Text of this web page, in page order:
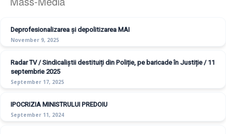
Deprofesionalizarea și depolitizarea MAI
November 9, 2025
Radar TV / Sindicaliștii destituiți din Poliție, pe baricade în Justiție / 11
septembrie 2025
September 17, 2025
IPOCRIZIA MINISTRULUI PREDOIU
September 11, 2024